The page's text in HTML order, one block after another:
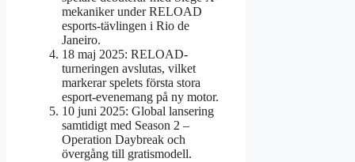
mekaniker under RELOAD
esports-tävlingen i Rio de
Janeiro.
18 maj 2025: RELOAD-
turneringen avslutas, vilket
markerar spelets första stora
esport-evenemang på ny motor.
10 juni 2025: Global lansering
samtidigt med Season 2 –
Operation Daybreak och
övergång till gratismodell.